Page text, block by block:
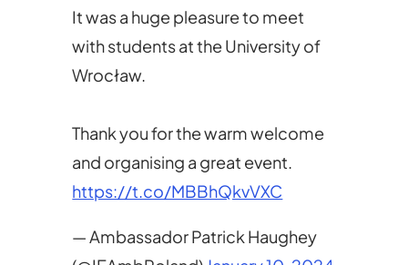
It was a huge pleasure to meet
with students at the University of
Wrocław.
Thank you for the warm welcome
and organising a great event.
https://t.co/MBBhQkvVXC
— Ambassador Patrick Haughey